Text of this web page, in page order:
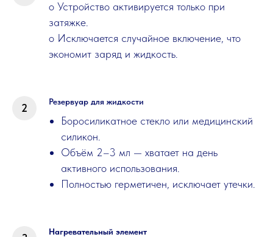
o Устройство активируется только при
затяжке.
o Исключается случайное включение, что
экономит заряд и жидкость.
Резервуар для жидкости
Боросиликатное стекло или медицинский
силикон.
Объём 2–3 мл — хватает на день
активного использования.
Полностью герметичен, исключает утечки.
Нагревательный элемент